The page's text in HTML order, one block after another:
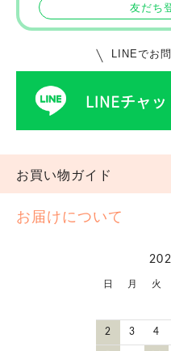
友だち
LINEでお
お買い物ガイド
お届けについて
日 月 火
2 3 4